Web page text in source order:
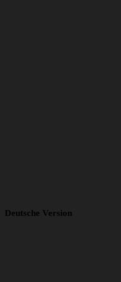
Deutsche Version